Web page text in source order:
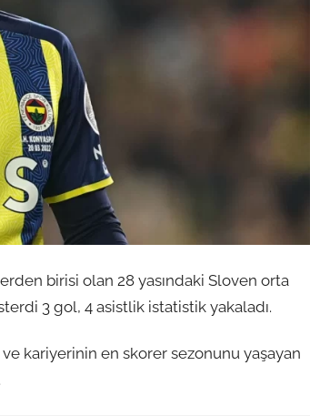
birisi olan 28 yasındaki Sloven orta
3 gol, 4 asistlik istatistik yakaladı.
kariyerinin en skorer sezonunu yaşayan